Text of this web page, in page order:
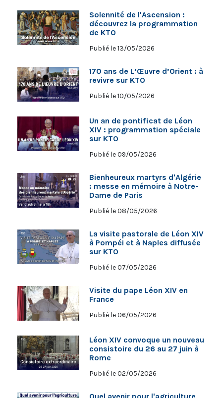
Solennité de l'Ascension :
découvrez la programmation
de KTO
Publié le 13/05/2026
170 ans de L’Œuvre d’Orient : à
revivre sur KTO
Publié le 10/05/2026
Un an de pontificat de Léon
XIV : programmation spéciale
sur KTO
Publié le 09/05/2026
Bienheureux martyrs d'Algérie
: messe en mémoire à Notre-
Dame de Paris
Publié le 08/05/2026
La visite pastorale de Léon XIV
à Pompéi et à Naples diffusée
sur KTO
Publié le 07/05/2026
Visite du pape Léon XIV en
France
Publié le 06/05/2026
Léon XIV convoque un nouveau
consistoire du 26 au 27 juin à
Rome
Publié le 02/05/2026